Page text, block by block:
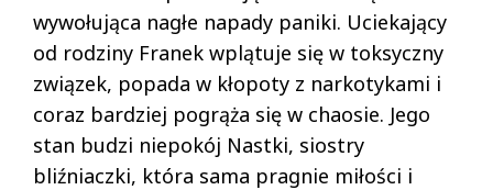
wywołująca nagłe napady paniki. Uciekający
od rodziny Franek wplątuje się w toksyczny
związek, popada w kłopoty z narkotykami i
coraz bardziej pogrąża się w chaosie. Jego
stan budzi niepokój Nastki, siostry
bliźniaczki, która sama pragnie miłości i